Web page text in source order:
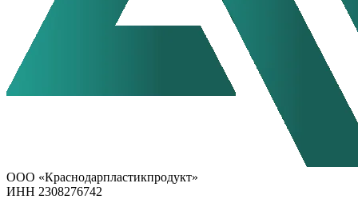
ООО «Краснодарпластикпродукт»
ИНН 2308276742